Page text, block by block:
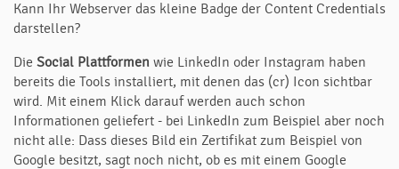
Kann Ihr Webserver das kleine Badge der Content Credentials
darstellen?
Die Social Plattformen wie LinkedIn oder Instagram haben
bereits die Tools installiert, mit denen das (cr) Icon sichtbar
wird. Mit einem Klick darauf werden auch schon
Informationen geliefert - bei LinkedIn zum Beispiel aber noch
nicht alle: Dass dieses Bild ein Zertifikat zum Beispiel von
Google besitzt, sagt noch nicht, ob es mit einem Google